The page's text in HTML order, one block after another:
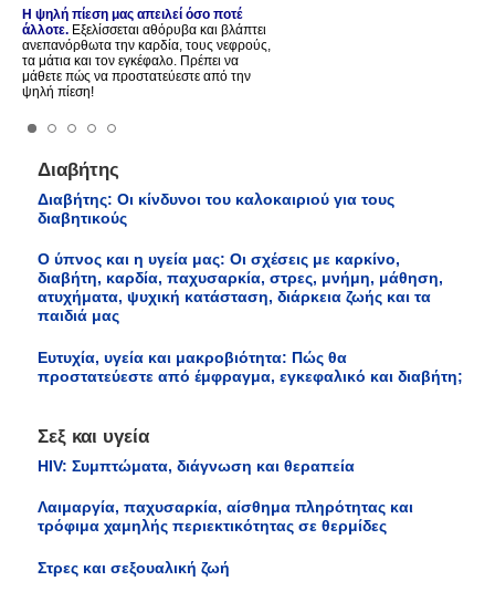
Η ψηλή πίεση μας απειλεί όσο ποτέ
άλλοτε. Εξελίσσεται αθόρυβα και βλάπτει
ανεπανόρθωτα την καρδία, τους νεφρούς,
τα μάτια και τον εγκέφαλο. Πρέπει να
μάθετε πώς να προστατεύεστε από την
ψηλή πίεση!
Διαβήτης
Διαβήτης: Οι κίνδυνοι του καλοκαιριού για τους
διαβητικούς
Ο ύπνος και η υγεία μας: Οι σχέσεις με καρκίνο,
διαβήτη, καρδία, παχυσαρκία, στρες, μνήμη, μάθηση,
ατυχήματα, ψυχική κατάσταση, διάρκεια ζωής και τα
παιδιά μας
Ευτυχία, υγεία και μακροβιότητα: Πώς θα
προστατεύεστε από έμφραγμα, εγκεφαλικό και διαβήτη;
Σεξ και υγεία
HIV: Συμπτώματα, διάγνωση και θεραπεία
Λαιμαργία, παχυσαρκία, αίσθημα πληρότητας και
τρόφιμα χαμηλής περιεκτικότητας σε θερμίδες
Στρες και σεξουαλική ζωή